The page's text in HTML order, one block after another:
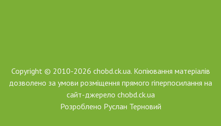
Copyright © 2010-2026 chobd.ck.ua. Копіювання матеріалів
дозволено за умови розміщення прямого гіперпосилання на
сайт-джерело chobd.ck.ua
Розроблено Руслан Терновий